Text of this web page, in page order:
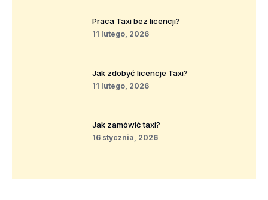
Praca Taxi bez licencji?
11 lutego, 2026
Jak zdobyć licencje Taxi?
11 lutego, 2026
Jak zamówić taxi?
16 stycznia, 2026